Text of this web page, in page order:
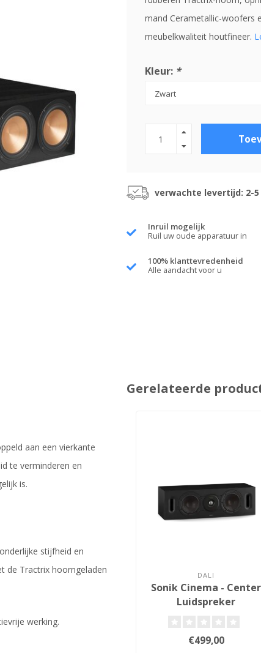
mand Cerametallic-woofers
meubelkwaliteit houtfineer.
Kleur: *
verwachte levertijd: 2-5
Inruil mogelijk
Ruil uw oude apparatuur in
100% klanttevredenheid
Alle aandacht voor u
aan een vierkante
te verminderen en
is.
stijfheid en
de Tractrix hoorngeladen
werking.
Gerelateerde
DALI
Sonik Cinema - Center
Luidspreker
€499,00